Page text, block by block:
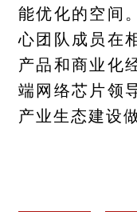
能优化的空间
心团队成员在
产品和商业化
端网络芯片领
产业生态建设